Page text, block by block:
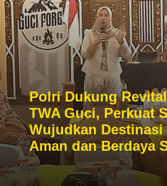
Polri Dukung
TWA Guci, Perkuat
Wujudkan Destinasi
Aman dan Berdaya